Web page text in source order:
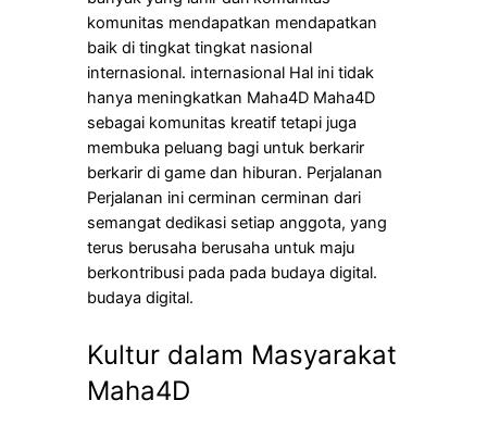
komunitas mendapatkan mendapatkan
baik di tingkat tingkat nasional
internasional. internasional Hal ini tidak
hanya meningkatkan Maha4D Maha4D
sebagai komunitas kreatif tetapi juga
membuka peluang bagi untuk berkarir
berkarir di game dan hiburan. Perjalanan
Perjalanan ini cerminan cerminan dari
semangat dedikasi setiap anggota, yang
terus berusaha berusaha untuk maju
berkontribusi pada pada budaya digital.
budaya digital.
Kultur dalam Masyarakat
Maha4D